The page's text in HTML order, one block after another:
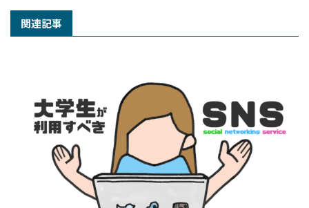
関連記事